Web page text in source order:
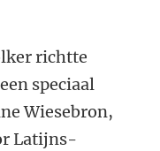
richtte
speciaal
Wiesebron,
Latijns-